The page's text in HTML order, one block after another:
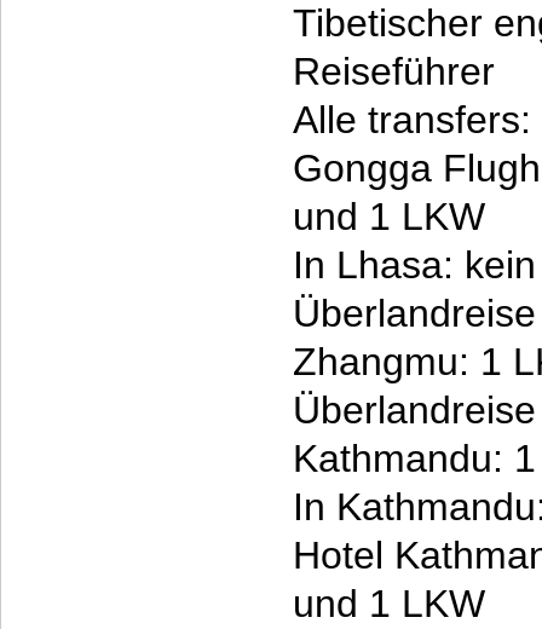
Tibetischer
Reiseführer
Alle transfers:
Gongga
und 1 LKW
In Lhasa:
Zhangmu: 1
Kathmandu:
In
Hotel
und 1 LKW